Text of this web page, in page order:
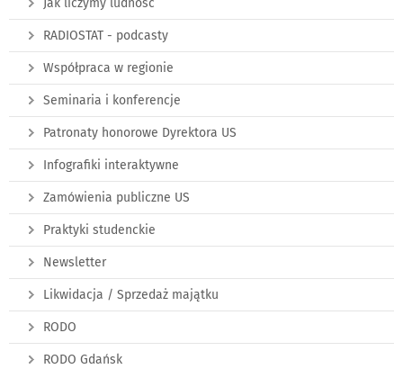
Jak liczymy ludność
RADIOSTAT - podcasty
Współpraca w regionie
Seminaria i konferencje
Patronaty honorowe Dyrektora US
Infografiki interaktywne
Zamówienia publiczne US
Praktyki studenckie
Newsletter
Likwidacja / Sprzedaż majątku
RODO
RODO Gdańsk